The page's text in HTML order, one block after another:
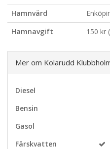
Hamnvärd
Hamnavgift
150 kr
Mer om Kolarudd
Diesel
Bensin
Gasol
Färskvatten